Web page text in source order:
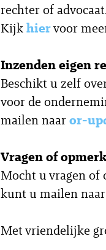
rechter of
Kijkhiervoor
Inzenden eigen
Beschikt u zelf
voor de
mailen naaror-
Vragen of
Mocht u vragen of
kunt u mailen naar
Met vriendelijke